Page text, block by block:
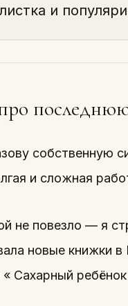
и
последнюю
собственную
и сложная
не повезло — я
новые книжки
« Сахарный